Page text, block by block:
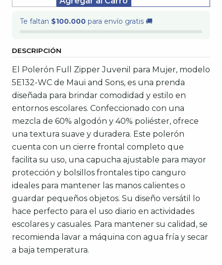
Te faltan $100.000 para envío gratis 🚚
DESCRIPCIÓN
El Polerón Full Zipper Juvenil para Mujer, modelo
5E132-WC de Maui and Sons, es una prenda
diseñada para brindar comodidad y estilo en
entornos escolares. Confeccionado con una
mezcla de 60% algodón y 40% poliéster, ofrece
una textura suave y duradera. Este polerón
cuenta con un cierre frontal completo que
facilita su uso, una capucha ajustable para mayor
protección y bolsillos frontales tipo canguro
ideales para mantener las manos calientes o
guardar pequeños objetos. Su diseño versátil lo
hace perfecto para el uso diario en actividades
escolares y casuales. Para mantener su calidad, se
recomienda lavar a máquina con agua fría y secar
a baja temperatura.